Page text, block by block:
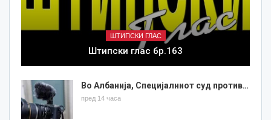
ШТИПСКИ ГЛАС
Штипски глас бр.163
Во Албанија, Специјалниот суд против…
пред 14 часа